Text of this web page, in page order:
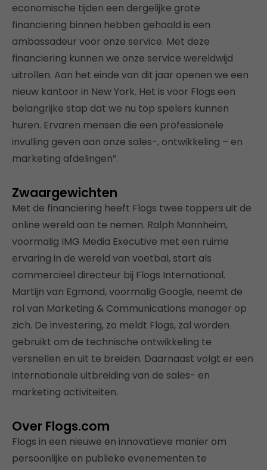
economische tijden een dergelijke grote
financiering binnen hebben gehaald is een
ambassadeur voor onze service. Met deze
financiering kunnen we onze service wereldwijd
uitrollen. Aan het einde van dit jaar openen we een
nieuw kantoor in New York. Het is voor Flogs een
belangrijke stap dat we nu top spelers kunnen
huren. Ervaren mensen die een professionele
invulling geven aan onze sales-, ontwikkeling – en
marketing afdelingen”.
Zwaargewichten
Met de financiering heeft Flogs twee toppers uit de
online wereld aan te nemen. Ralph Mannheim,
voormalig IMG Media Executive met een ruime
ervaring in de wereld van voetbal, start als
commercieel directeur bij Flogs International.
Martijn van Egmond, voormalig Google, neemt de
rol van Marketing & Communications manager op
zich. De investering, zo meldt Flogs, zal worden
gebruikt om de technische ontwikkeling te
versnellen en uit te breiden. Daarnaast volgt er een
internationale uitbreiding van de sales- en
marketing activiteiten.
Over Flogs.com
Flogs in een nieuwe en innovatieve manier om
persoonlijke en publieke evenementen te